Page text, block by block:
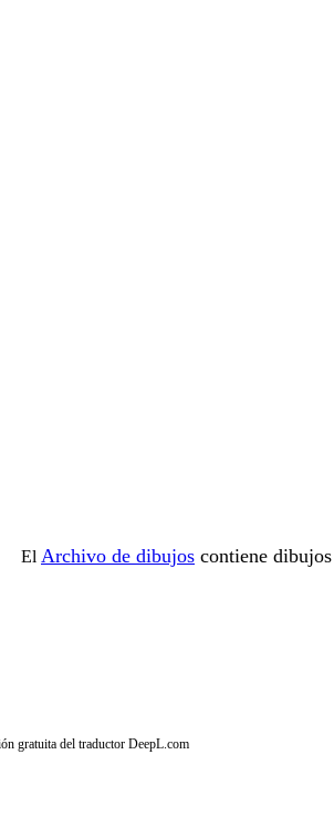
El Archivo de dibujos contiene
gratuita del traductor DeepL.com